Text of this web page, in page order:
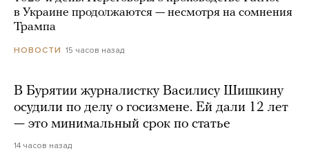
в Украине продолжаются — несмотря на сомнения
Трампа
НОВОСТИ 15 часов назад
В Бурятии журналистку Василису Шишкину
осудили по делу о госизмене. Ей дали 12 лет
— это минимальный срок по статье
14 часов назад